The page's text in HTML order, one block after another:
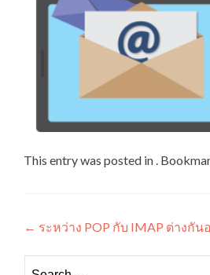
This entry was posted in .
Post
navigation
← ระหว่าง POP กับ IMAP ต่างกัน